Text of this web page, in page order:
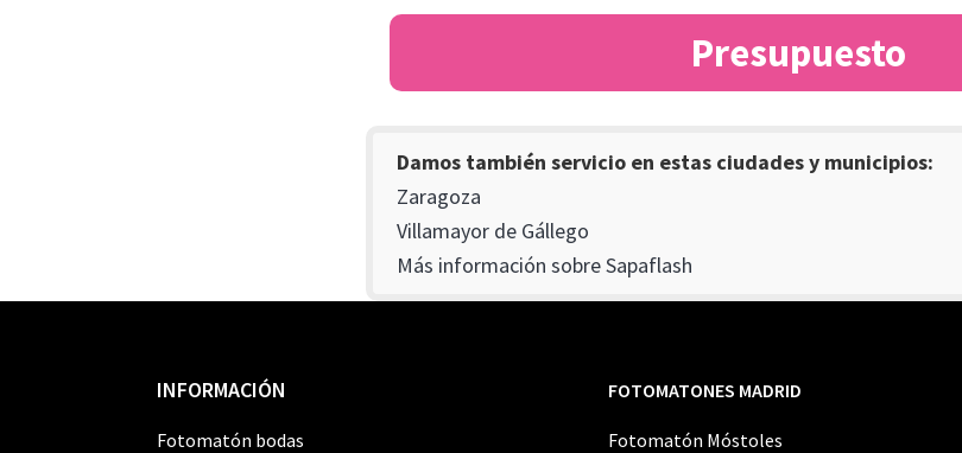
Presupuesto
Damos también servicio en estas ciudades y municipios:
Zaragoza
Villamayor de Gállego
Más información sobre Sapaflash
INFORMACIÓN
Fotomatón bodas
FOTOMATONES MADRID
Fotomatón Móstoles